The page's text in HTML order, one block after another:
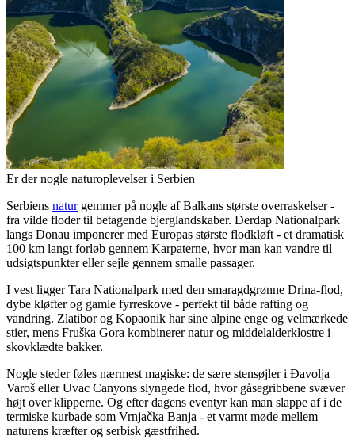
Er der nogle naturoplevelser i Serbien
Serbiens naturgemmer på nogle af Balkans største overraskelser -
fra vilde floder til betagende bjerglandskaber. Đerdap Nationalpark
langs Donau imponerer med Europas største flodkløft - et dramatisk
100 km langt forløb gennem Karpaterne, hvor man kan vandre til
udsigtspunkter eller sejle gennem smalle passager.
I vest ligger Tara Nationalpark med den smaragdgrønne Drina-flod,
dybe kløfter og gamle fyrreskove - perfekt til både rafting og
vandring. Zlatibor og Kopaonik har sine alpine enge og velmærkede
stier, mens Fruška Gora kombinerer natur og middelalderklostre i
skovklædte bakker.
Nogle steder føles nærmest magiske: de sære stensøjler i Đavolja
Varoš eller Uvac Canyons slyngede flod, hvor gåsegribbene svæver
højt over klipperne. Og efter dagens eventyr kan man slappe af i de
termiske kurbade som Vrnjačka Banja - et varmt møde mellem
naturens kræfter og serbisk gæstfrihed.